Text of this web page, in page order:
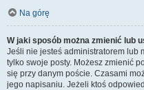
Na górę
W jaki sposób można zmienić lub
Jeśli nie jesteś administratorem lub
tylko swoje posty. Możesz zmienić
się przy danym poście. Czasami
jego napisaniu. Jeżeli ktoś